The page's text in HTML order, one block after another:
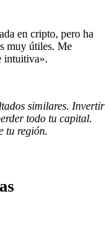
en cripto, pero ha
muy útiles. Me
intuitiva».
similares. Invertir
todo tu capital.
tu región.